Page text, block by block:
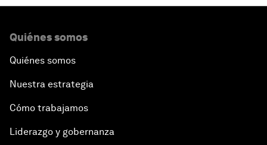
Quiénes somos
Quiénes somos
Nuestra estrategia
Cómo trabajamos
Liderazgo y gobernanza